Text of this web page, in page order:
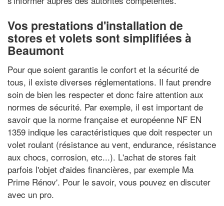
Vos prestations d'installation de
stores et volets sont simplifiées à
Beaumont
Pour que soient garantis le confort et la sécurité de
tous, il existe diverses réglementations. Il faut prendre
soin de bien les respecter et donc faire attention aux
normes de sécurité. Par exemple, il est important de
savoir que la norme française et européenne NF EN
1359 indique les caractéristiques que doit respecter un
volet roulant (résistance au vent, endurance, résistance
aux chocs, corrosion, etc...). L'achat de stores fait
parfois l'objet d'aides financières, par exemple Ma
Prime Rénov'. Pour le savoir, vous pouvez en discuter
avec un pro.